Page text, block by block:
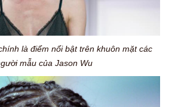
là điểm nổi bật trên khuôn mặt các
mẫu của Jason Wu